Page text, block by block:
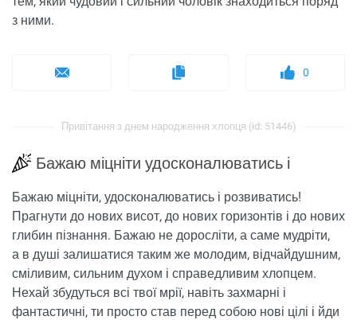
з ними.
0
Привітання з днем ​​народження хлопця (id: 51446)
Бажаю міцніти удосконалюватись і
Бажаю міцніти, удосконалюватись і розвиватись!
Прагнути до нових висот, до нових горизонтів і до нових
глибин пізнання. Бажаю не доросліти, а саме мудріти,
а в душі залишатися таким же молодим, відчайдушним,
сміливим, сильним духом і справедливим хлопцем.
Нехай збудуться всі твої мрії, навіть захмарні і
фантастичні, ти просто став перед собою нові цілі і йди